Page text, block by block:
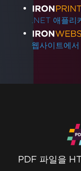
.NET 애플리
웹사이트에
PDF 파일을